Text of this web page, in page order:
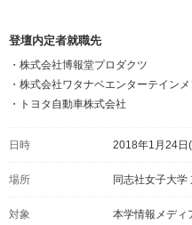
登壇内定者就職先
・株式会社博報堂プロダクツ
・株式会社ワタナベエンターテインメ
・トヨタ自動車株式会社
日時 2018年1月24日
場所 同志社女子大学
対象 本学情報メディ